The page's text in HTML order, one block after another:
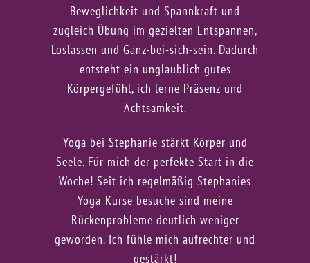
Einen Unkostenbeitrag von 15 Euro für
die Probestunde zahle ich bar im
jeweiligen Kurs. Die Probestunde für
Kinderyoga und Kindertanz ist kostenfrei.
Hiermit erkläre ich mich einverstanden,
dass meine in das Kontaktformular
gespeichert und zum Zweck der
Kontaktaufnahme verarbeitet und genutzt
werden. Mir ist bekannt, dass ich meine
Einwilligung jederzeit widerrufen kann.
Beweglichkeit und Spannkraft und
zugleich Übung im gezielten Entspannen,
Loslassen und Ganz-bei-sich-sein. Dadurch
entsteht ein unglaublich gutes
Körpergefühl, ich lerne Präsenz und
Achtsamkeit.
Yoga bei Stephanie stärkt Körper und
Seele. Für mich der perfekte Start in die
Woche! Seit ich regelmäßig Stephanies
Yoga-Kurse besuche sind meine
Rückenprobleme deutlich weniger
geworden. Ich fühle mich aufrechter und
gestärkt!